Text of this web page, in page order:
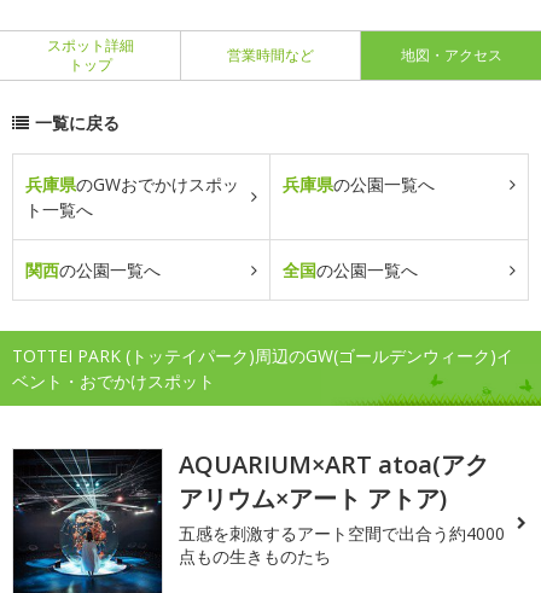
スポット詳細
トップ
営業時間など 地図・アクセス
一覧に戻る
兵庫県のGWおでかけスポッ
ト一覧へ
兵庫県の公園一覧へ
関西の公園一覧へ 全国の公園一覧へ
TOTTEI PARK (トッテイパーク)周辺のGW(ゴールデンウィーク)イ
ベント・おでかけスポット
AQUARIUM×ART atoa(アク
アリウム×アート アトア)
五感を刺激するアート空間で出合う約4000
点もの生きものたち